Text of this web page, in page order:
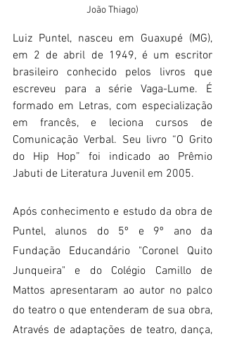
João Thiago)
Luiz Puntel, nasceu em Guaxupé (MG),
em 2 de abril de 1949, é um escritor
brasileiro conhecido pelos livros que
escreveu para a série Vaga-Lume. É
formado em Letras, com especialização
em francês, e leciona cursos de
Comunicação Verbal. Seu livro “O Grito
do Hip Hop” foi indicado ao Prêmio
Jabuti de Literatura Juvenil em 2005.
Após conhecimento e estudo da obra de
Puntel, alunos do 5º e 9º ano da
Fundação Educandário "Coronel Quito
Junqueira" e do Colégio Camillo de
Mattos apresentaram ao autor no palco
do teatro o que entenderam de sua obra,
Através de adaptações de teatro, dança,